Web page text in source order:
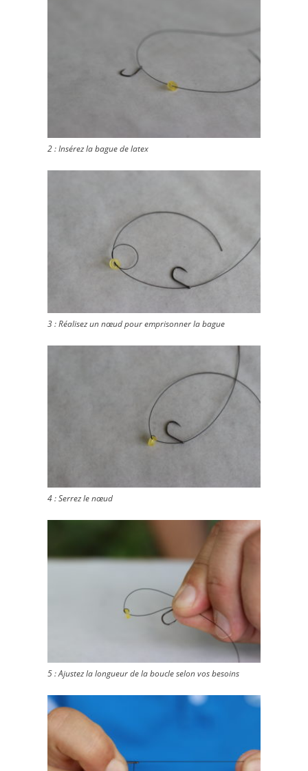
2 : Insérez la bague de latex
3 : Réalisez un nœud pour emprisonner la bague
4 : Serrez le nœud
5 : Ajustez la longueur de la boucle selon vos besoins